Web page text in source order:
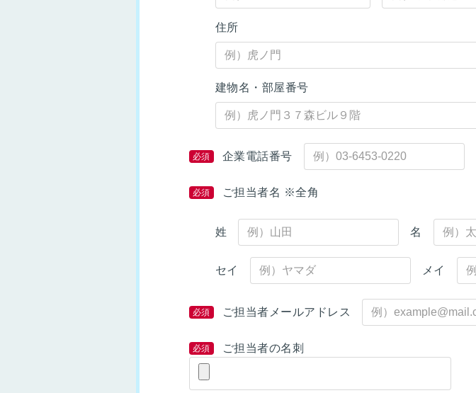
住所
建物名・部屋番号
必須 企業電話番号
必須 ご担当者名 ※全角
姓 名
セイ メイ
必須 ご担当者メールアドレス
必須 ご担当者の名刺